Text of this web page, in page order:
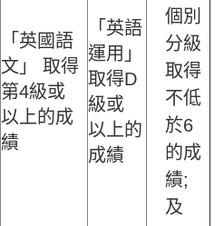
「英國語
文」 取得
第4級或
以上的成
績
「英語
運用」
取得D
級或
以上的
成績
個別
分級
取得
不低
於6
的成
績;
及